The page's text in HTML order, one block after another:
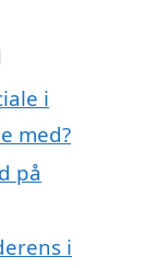
i
med?
på
i